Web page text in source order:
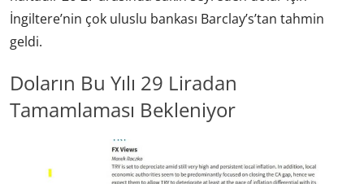
İngiltere’nin çok uluslu bankası Barclay’s’tan tahmin
geldi.
Doların Bu Yılı 29 Liradan
Tamamlaması Bekleniyor